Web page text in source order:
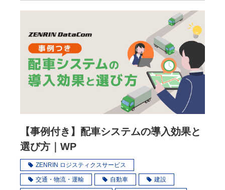
【事例付き】配車システムの​導入効果と
選び方｜WP
ZENRIN ロジスティクスサービス
交通・物流・運輸 自動車 建設